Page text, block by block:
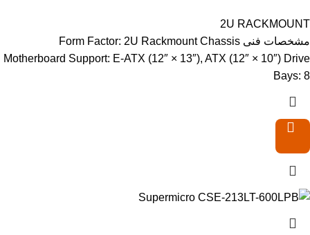
2U RACKMOUNT
مشخصات فنی Form Factor: 2U Rackmount Chassis
Motherboard Support: E-ATX (12″ × 13″), ATX (12″ × 10″) Drive
Bays: 8